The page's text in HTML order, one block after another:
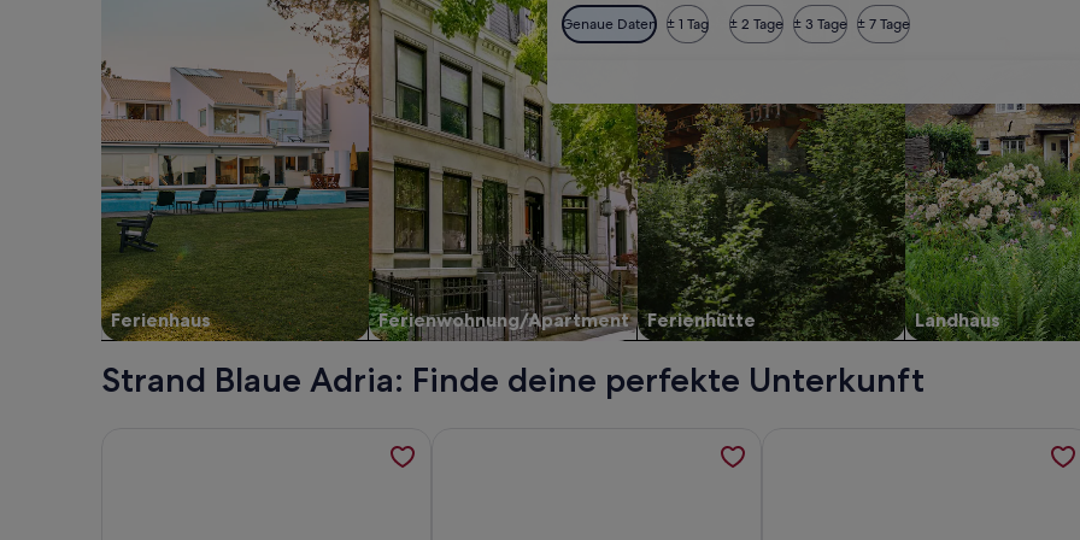
Genaue Daten ± 1 Tag ± 2 Tage ± 3 Tage ± 7 Tage
Ferienhaus Ferienwohnung/Apartment Ferienhütte Landhaus
Strand Blaue Adria: Finde deine perfekte Unterkunft